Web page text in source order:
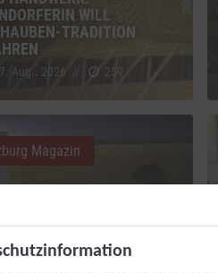
WILL
TRADITION
Aug.. 2026 // 259
Magazin